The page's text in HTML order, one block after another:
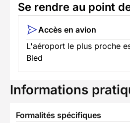
Se rendre au point
Accès en avion
L'aéroport le plus proche
Bled
Informations
Formalités spécifiques